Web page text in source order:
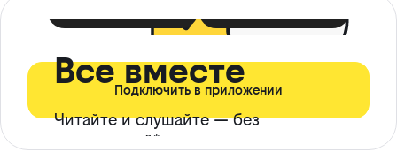
Все вместе
Читайте и слушайте — без
ограничений*
Подключить в приложении